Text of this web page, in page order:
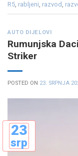
R5, rabljeni, razvod,
AUTO DIJELOVI
Rumunjska
Striker
POSTED ON 23. SRPNJA
23
srp